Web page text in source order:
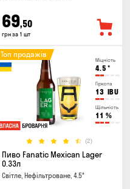
69,50
грн за 1 шт
Міцність
4.5 °
Гіркота
13 IBU
Щільність
11 %
(2)
Топ продажів
Пиво Fanatic Mexican Lager
0.33л
Світле, Нефільтроване, 4.5°